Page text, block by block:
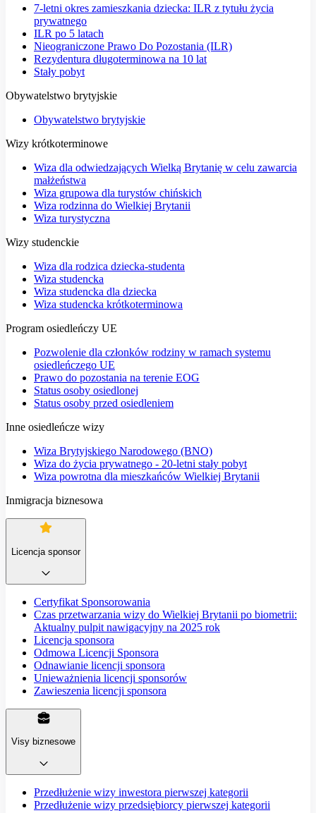
7-letni okres zamieszkania dziecka: ILR z tytułu życia
prywatnego
ILR po 5 latach
Nieograniczone Prawo Do Pozostania (ILR)
Rezydentura długoterminowa na 10 lat
Stały pobyt
Obywatelstwo brytyjskie
Obywatelstwo brytyjskie
Wizy krótkoterminowe
Wiza dla odwiedzających Wielką Brytanię w celu zawarcia
małżeństwa
Wiza grupowa dla turystów chińskich
Wiza rodzinna do Wielkiej Brytanii
Wiza turystyczna
Wizy studenckie
Wiza dla rodzica dziecka-studenta
Wiza studencka
Wiza studencka dla dziecka
Wiza studencka krótkoterminowa
Program osiedleńczy UE
Pozwolenie dla członków rodziny w ramach systemu
osiedleńczego UE
Prawo do pozostania na terenie EOG
Status osoby osiedlonej
Status osoby przed osiedleniem
Inne osiedleńcze wizy
Wiza Brytyjskiego Narodowego (BNO)
Wiza do życia prywatnego - 20-letni stały pobyt
Wiza powrotna dla mieszkańców Wielkiej Brytanii
Inmigracja biznesowa
Licencja sponsor
Certyfikat Sponsorowania
Czas przetwarzania wizy do Wielkiej Brytanii po biometrii:
Aktualny pulpit nawigacyjny na 2025 rok
Licencja sponsora
Odmowa Licencji Sponsora
Odnawianie licencji sponsora
Unieważnienia licencji sponsorów
Zawieszenia licencji sponsora
Visy biznesowe
Przedłużenie wizy inwestora pierwszej kategorii
Przedłużenie wizy przedsiębiorcy pierwszej kategorii